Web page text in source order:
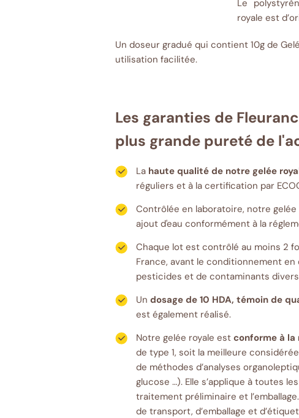
Le
royale est
Un doseur gradué qui contient 10g de
utilisation facilitée.
Les garanties de
plus grande pureté de
La haute qualité de notre gelée
réguliers et à la certification par
Contrôlée en laboratoire, notre
ajout d'eau conformément à la
Chaque lot est contrôlé au moins 2
France, avant le conditionnement en
pesticides et de contaminants
Un dosage de 10 HDA, témoin de
est également réalisé.
Notre gelée royale est conforme à la
de type 1, soit la meilleure
de méthodes d’analyses
glucose …). Elle s’applique à toutes
traitement préliminaire et
de transport, d’emballage et